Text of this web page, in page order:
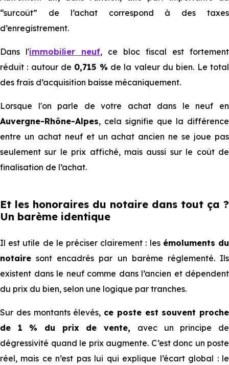
“surcoût” de l’achat correspond à des taxes
d’enregistrement.
Dans l'immobilier neuf, ce bloc fiscal est fortement
réduit : autour de 0,715 % de la valeur du bien. Le total
des frais d’acquisition baisse mécaniquement.
Lorsque l'on parle de votre achat dans le neuf en
Auvergne-Rhône-Alpes, cela signifie que la différence
entre un achat neuf et un achat ancien ne se joue pas
seulement sur le prix affiché, mais aussi sur le coût de
finalisation de l’achat.
Et les honoraires du notaire dans tout ça ?
Un barème identique
Il est utile de le préciser clairement : les émoluments du
notaire sont encadrés par un barème réglementé. Ils
existent dans le neuf comme dans l’ancien et dépendent
du prix du bien, selon une logique par tranches.
Sur des montants élevés, ce poste est souvent proche
de 1 % du prix de vente, avec un principe de
dégressivité quand le prix augmente. C’est donc un poste
réel, mais ce n’est pas lui qui explique l’écart global : le